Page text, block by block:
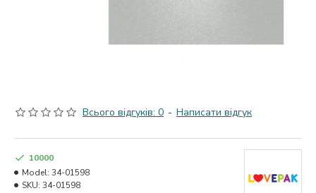
Всього відгуків: 0 - Написати відгук
10000
Model: 34-01598
SKU: 34-01598